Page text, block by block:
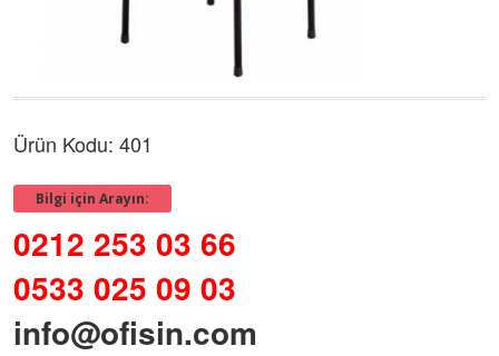
Ürün Kodu: 401
Bilgi için Arayın:
0212 253 03 66
0533 025 09 03
info@ofisin.com